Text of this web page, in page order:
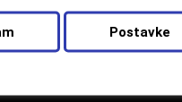
Postavke